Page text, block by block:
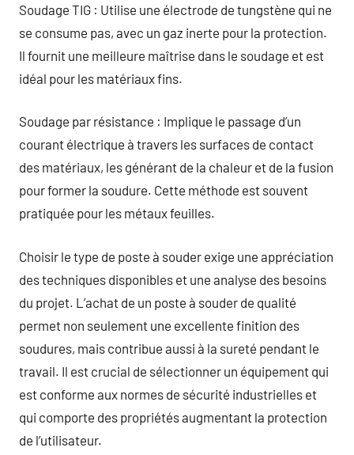
Soudage TIG : Utilise une électrode de tungstène qui ne
se consume pas, avec un gaz inerte pour la protection.
Il fournit une meilleure maîtrise dans le soudage et est
idéal pour les matériaux fins.
Soudage par résistance : Implique le passage d’un
courant électrique à travers les surfaces de contact
des matériaux, les générant de la chaleur et de la fusion
pour former la soudure. Cette méthode est souvent
pratiquée pour les métaux feuilles.
Choisir le type de poste à souder exige une appréciation
des techniques disponibles et une analyse des besoins
du projet. L’achat de un poste à souder de qualité
permet non seulement une excellente finition des
soudures, mais contribue aussi à la sureté pendant le
travail. Il est crucial de sélectionner un équipement qui
est conforme aux normes de sécurité industrielles et
qui comporte des propriétés augmentant la protection
de l’utilisateur.